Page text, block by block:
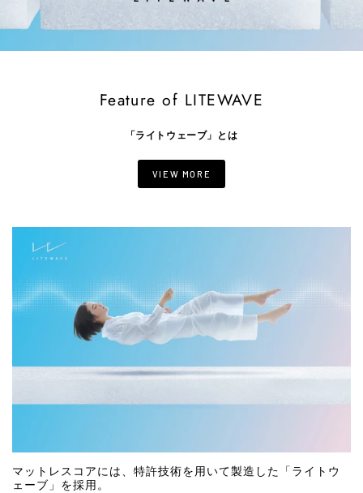
Feature of LITEWAVE
「ライトウェーブ」とは
VIEW MORE
マットレスコアには、特許技術を用いて製造した「ライトウ
ェーブ」を採用。